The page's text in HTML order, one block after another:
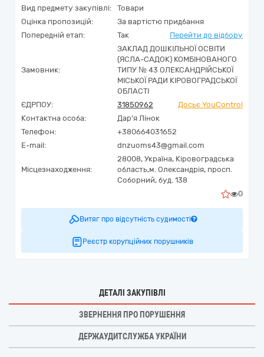
Вид предмету закупівлі:
Товари
Оцінка пропозицій:
За вартістю придбання
Попередній етап:
Так Перейти до відбору
Замовник:
ЗАКЛАД ДОШКІЛЬНОЇ ОСВІТИ
(ЯСЛА-САДОК) КОМБІНОВАНОГО
ТИПУ № 43 ОЛЕКСАНДРІЙСЬКОЇ
МІСЬКОЇ РАДИ КІРОВОГРАДСЬКОЇ
ОБЛАСТІ
ЄДРПОУ:
31850962
Досьє YouControl
Контактна особа:
Дар'я Лінок
Телефон:
+380664031652
E-mail:
dnzuoms43@gmail.com
Місцезнаходження:
28008, Україна, Кіровоградська
область,м. Олександрія, просп.
Соборний, буд. 138
0
Витяг про відсутність судимості
Реєстр корупційних порушників
ДЕТАЛІ ЗАКУПІВЛІ
ЗВЕРНЕННЯ ПРО ПОРУШЕННЯ
ДЕРЖАУДИТСЛУЖБА УКРАЇНИ